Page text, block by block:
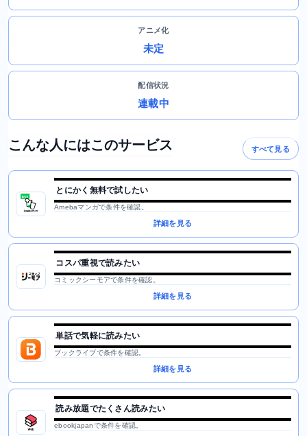
アニメ化
未定
配信状況
連載中
こんな人にはこのサービス すべて見る
とにかく無料で試したい
Amebaマンガで条件を確認。
詳細を見る
コスパ重視で読みたい
コミックシーモアで条件を確認。
詳細を見る
単話で気軽に読みたい
ブックライブで条件を確認。
詳細を見る
読み放題でたくさん読みたい
ebookjapanで条件を確認。